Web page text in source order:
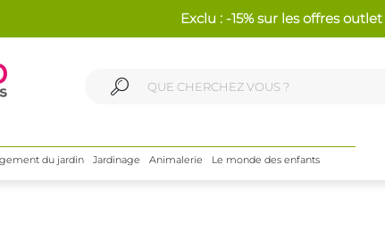
Exclu : -15% sur les offres
du jardin Jardinage Animalerie Le monde des enfants